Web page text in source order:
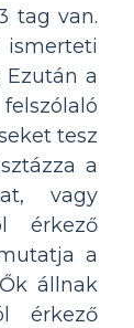
tag van.
Ezután a
tesz
a
vagy
érkező
a
állnak
érkező